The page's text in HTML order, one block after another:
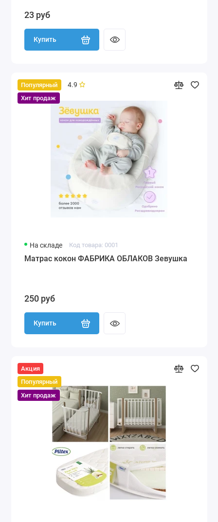
23 руб
Купить
Популярный
Хит продаж
4.9
На складе Код товара: 0001
Матрас кокон ФАБРИКА ОБЛАКОВ Зевушка
250 руб
Купить
Акция
Популярный
Хит продаж